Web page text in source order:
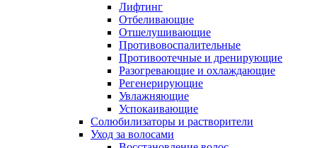
Лифтинг
Отбеливающие
Отшелушивающие
Противовоспалительные
Противоотечные и дренирующие
Разогревающие и охлаждающие
Регенерирующие
Увлажняющие
Успокаивающие
Солюбилизаторы и растворители
Уход за волосами